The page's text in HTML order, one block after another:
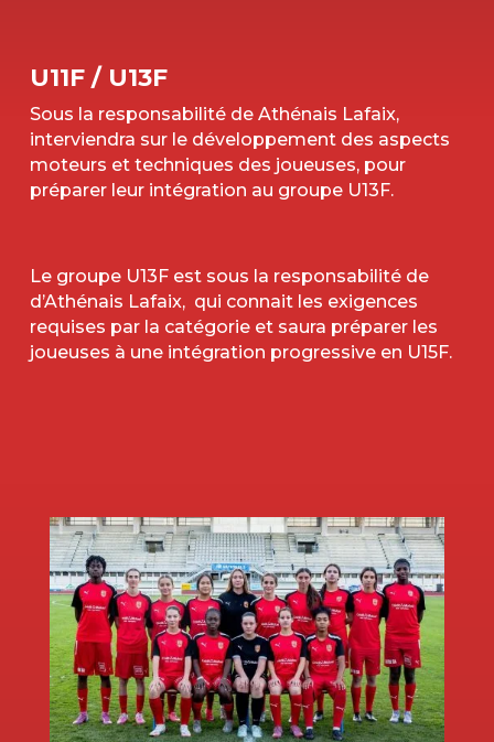
U11F / U13F
Sous la responsabilité de Athénais Lafaix,
interviendra sur le développement des aspects
moteurs et techniques des joueuses, pour
préparer leur intégration au groupe U13F.
Le groupe U13F est sous la responsabilité de
d’Athénais Lafaix, qui connait les exigences
requises par la catégorie et saura préparer les
joueuses à une intégration progressive en U15F.